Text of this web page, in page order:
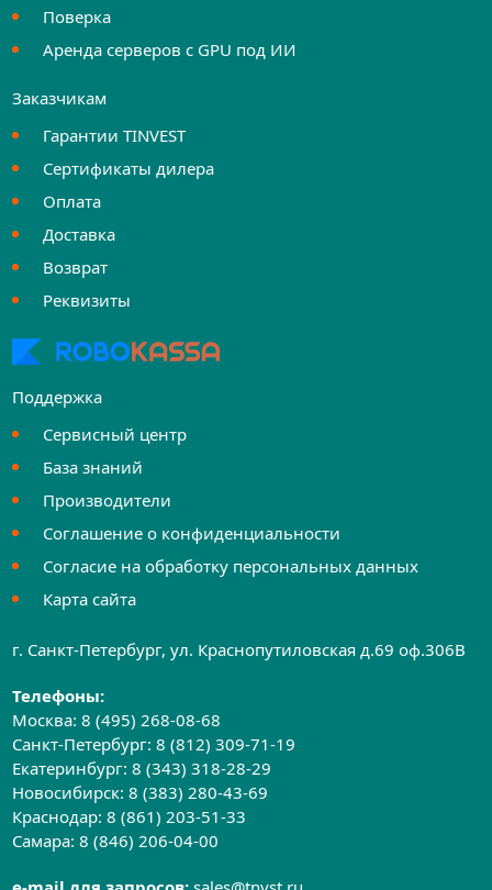
Поверка
Аренда серверов с GPU под ИИ
Заказчикам
Гарантии TINVEST
Сертификаты дилера
Оплата
Доставка
Возврат
Реквизиты
Поддержка
Сервисный центр
База знаний
Производители
Соглашение о конфиденциальности
Согласие на обработку персональных данных
Карта сайта
г. Санкт-Петербург, ул. Краснопутиловская д.69 оф.306B
Телефоны:
Москва:8 (495) 268-08-68
Санкт-Петербург:8 (812) 309-71-19
Екатеринбург:8 (343) 318-28-29
Новосибирск:8 (383) 280-43-69
Краснодар:8 (861) 203-51-33
Самара:8 (846) 206-04-00